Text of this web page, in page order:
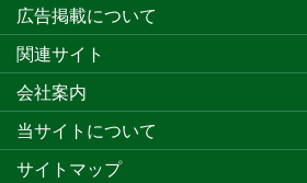
広告掲載について
関連サイト
会社案内
当サイトについて
サイトマップ